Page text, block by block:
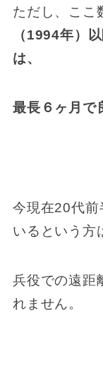
ただし、ここ
（1994年）
は、
最長６ヶ月で
今現在20代前
いるという方
兵役での遠距
れません。